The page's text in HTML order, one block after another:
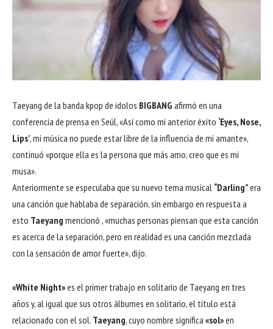
Taeyang de la banda kpop de ídolos BIGBANG afirmó en una
conferencia de prensa en Seúl, «Así como mi anterior éxito ‘Eyes, Nose,
Lips’, mi música no puede estar libre de la influencia de mi amante»,
continuó «porque ella es la persona que más amo, creo que es mi
musa».
Anteriormente se especulaba que su nuevo tema musical “Darling”era
una canción que hablaba de separación, sin embargo en respuesta a
esto Taeyang mencionó , «muchas personas piensan que esta canción
es acerca de la separación, pero en realidad es una canción mezclada
con la sensación de amor fuerte», dijo.
«White Night»es el primer trabajo en solitario de Taeyang en tres
años y, al igual que sus otros álbumes en solitario, el título está
relacionado con el sol. Taeyang, cuyo nombre significa «sol»en